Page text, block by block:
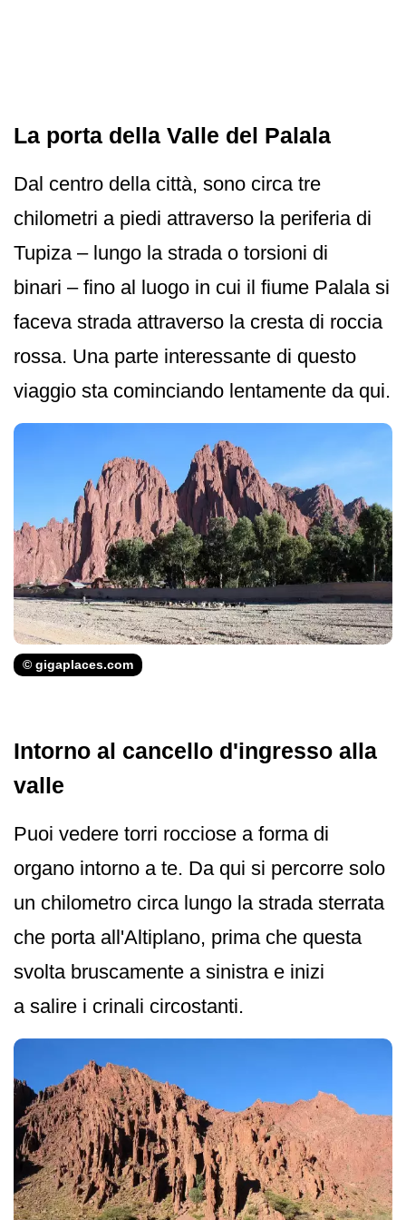
La porta della Valle del Palala
Dal centro della città, sono circa tre
chilometri a piedi attraverso la periferia di
Tupiza – lungo la strada o torsioni di
binari – fino al luogo in cui il fiume Palala si
faceva strada attraverso la cresta di roccia
rossa. Una parte interessante di questo
viaggio sta cominciando lentamente da qui.
© gigaplaces.com
Intorno al cancello d'ingresso alla
valle
Puoi vedere torri rocciose a forma di
organo intorno a te. Da qui si percorre solo
un chilometro circa lungo la strada sterrata
che porta all'Altiplano, prima che questa
svolta bruscamente a sinistra e inizi
a salire i crinali circostanti.